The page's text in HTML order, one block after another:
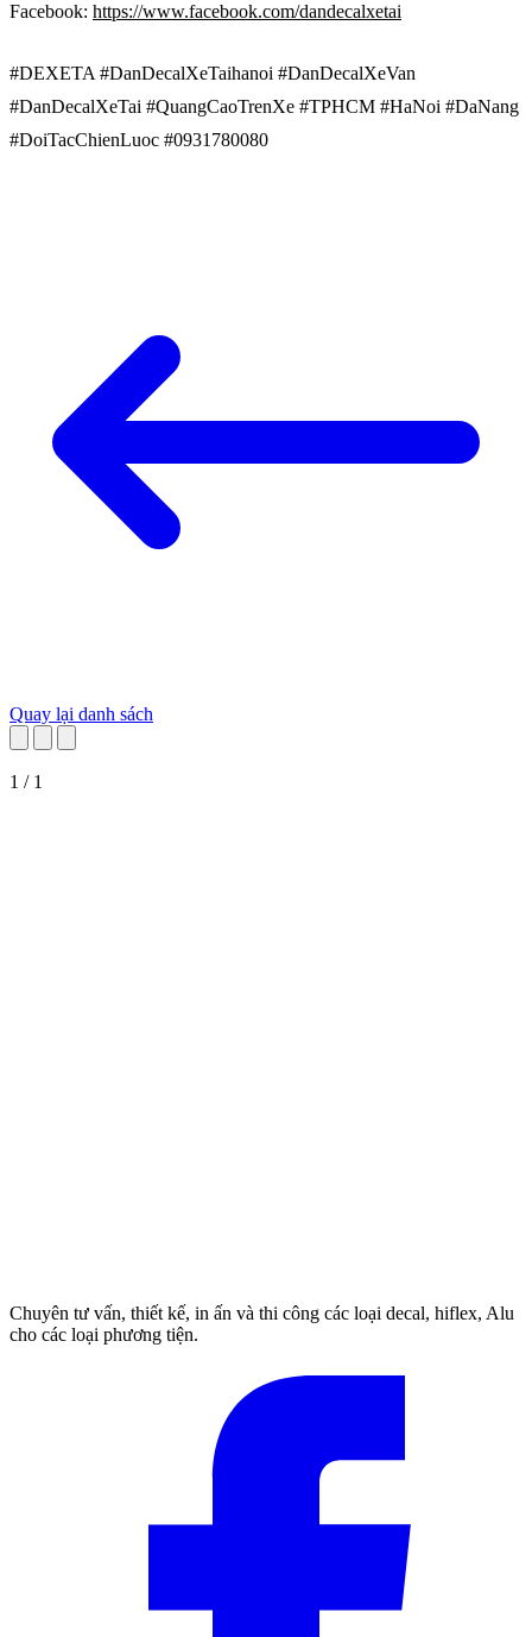
Facebook: https://www.facebook.com/dandecalxetai
#DEXETA #DanDecalXeTaihanoi #DanDecalXeVan
#DanDecalXeTai #QuangCaoTrenXe #TPHCM #HaNoi #DaNang
#DoiTacChienLuoc #0931780080
Quay lại danh sách
1 / 1
Chuyên tư vấn, thiết kế, in ấn và thi công các loại decal, hiflex, Alu
cho các loại phương tiện.